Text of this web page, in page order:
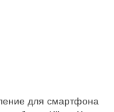
для смартфона